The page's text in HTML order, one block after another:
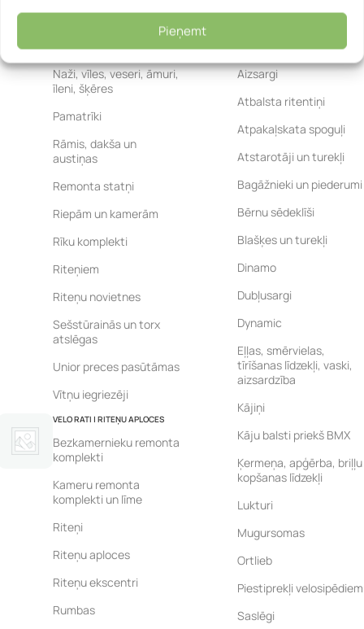
Pieņemt
Monobloka vārpstai
Naži, vīles, veseri, āmuri,
īleni, šķēres
Pamatrīki
Rāmis, dakša un
austiņas
Remonta statņi
Riepām un kamerām
Rīku komplekti
Riteņiem
Riteņu novietnes
Sešstūrainās un torx
atslēgas
Unior preces pasūtāmas
Vītņu iegriezēji
Adatas
Aizsardzības segumi
Aizsargi
Atbalsta ritentiņi
Atpakaļskata spoguļi
Atstarotāji un turekļi
Bagāžnieki un piederumi
Bērnu sēdeklīši
Blašķes un turekļi
Dinamo
Dubļusargi
Dynamic
Eļļas, smērvielas,
tīrīšanas līdzekļi, vaski,
aizsardzība
Kājiņi
Kāju balsti priekš BMX
Ķermeņa, apģērba, briļļu
kopšanas līdzekļi
Lukturi
Mugursomas
Ortlieb
Piestiprekļi velosipēdiem
Saslēgi
VELO RATI | RITEŅU APLOCES
Bezkamernieku remonta
komplekti
Kameru remonta
komplekti un līme
Riteņi
Riteņu aploces
Riteņu ekscentri
Rumbas